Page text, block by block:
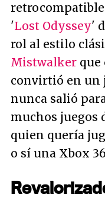
'Lost Odyssey'
rol al estilo
Mistwalker que
convirtió en un
nunca salió
muchos juegos
quien quería
o sí una Xbox